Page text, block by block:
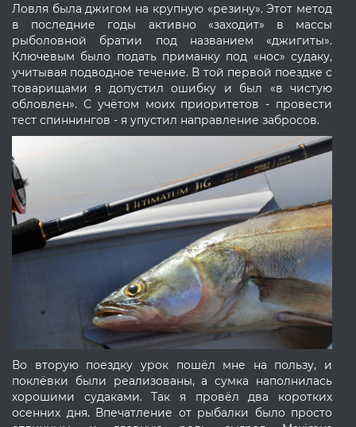
Ловля была джигом на крупную «резину». Этот метод
в последние годы активно «заходит» в массы
рыболовной братии под названием «джигиты».
Ключевым было подать приманку под «нос» судаку,
учитывая подводное течение. В той первой поездке с
товарищами я допустил ошибку и был «в чистую
обловлен». С учётом моих приоритетов - провести
тест спиннингов - я упустил направление забросов.
Во вторую поездку урок пошёл мне на пользу, и
поклёвки были реализованы, а сумка наполнилась
хорошими судаками. Так я провёл два коротких
осенних дня. Впечатление от рыбалки было просто